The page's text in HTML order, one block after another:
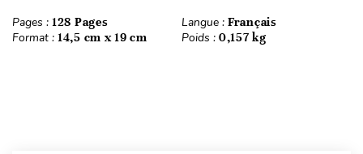
Pages : 128 Pages Langue : Français
Format : 14,5 cm x 19 cm Poids : 0,157 kg